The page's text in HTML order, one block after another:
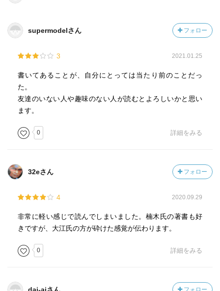
supermodelさん フォロー
3 2021.01.25
書いてあることが、自分にとっては当たり前のことだっ
た。
友達のいない人や趣味のない人が読むとよろしいかと思い
ます。
0 詳細をみる
32eさん フォロー
4 2020.09.29
非常に軽い感じで読んでしまいました。楠木氏の著書も好
きですが、大江氏の方が砕けた感覚が伝わります。
0 詳細をみる
フォロー